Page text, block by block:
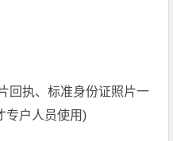
回执、标准身份证照片一
专户人员使用)